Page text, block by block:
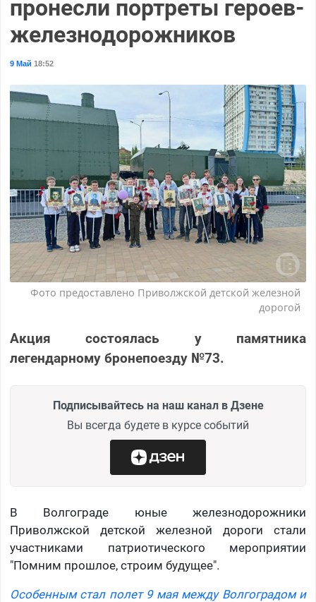
пронесли портреты героев-
железнодорожников
9 Май 18:52
Фото предоставлено Приволжской детской железной
дорогой
Акция состоялась у памятника
легендарному бронепоезду №73.
Подписывайтесь на наш канал в Дзене
Вы всегда будете в курсе событий
В Волгограде юные железнодорожники
Приволжской детской железной дороги стали
участниками патриотического мероприятии
"Помним прошлое, строим будущее".
Особенным стал полет 9 мая между Волгоградом и